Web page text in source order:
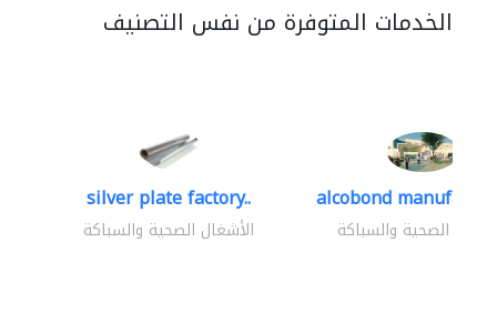
الخدمات المتوفرة من نفس التصنيف
silver plate factory..
الأشغال الصحية والسباكة
alcobond
الصحية والسباكة